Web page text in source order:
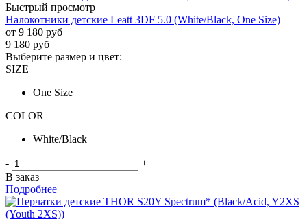
Быстрый просмотр
Налокотники детские Leatt 3DF 5.0 (White/Black, One Size)
от 9 180 руб
9 180 руб
Выберите размер и цвет:
SIZE
One Size
COLOR
White/Black
-
+
В заказ
Подробнее